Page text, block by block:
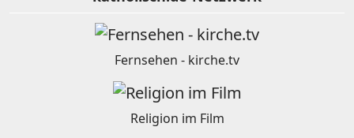
Fernsehen - kirche.tv
Religion im Film